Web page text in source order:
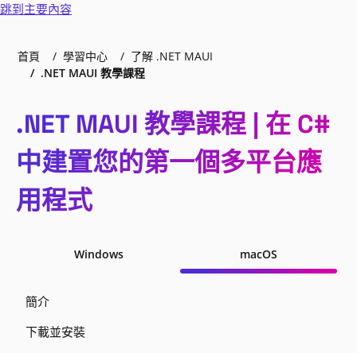
跳到主要內容
首頁 學習中心
了解 .NET MAUI
.NET MAUI 教學課程
.NET MAUI 教學課程 | 在 C#
中建置您的第一個多平台應
用程式
Windows macOS
簡介
下載並安裝